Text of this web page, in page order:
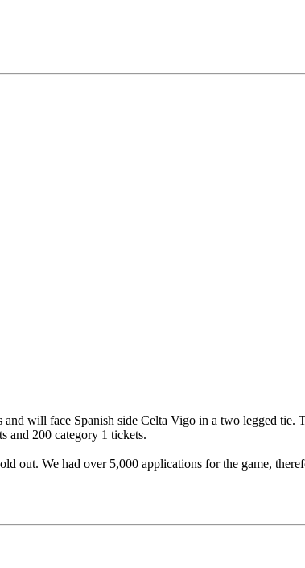
will face Spanish side Celta Vigo in a two legged
and 200 category 1 tickets.
out. We had over 5,000 applications for the game,